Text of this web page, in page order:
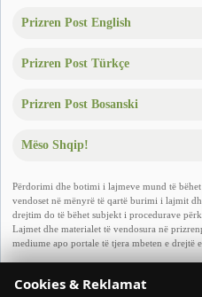
Prizren Post English
Prizren Post Türkçe
Prizren Post Bosanski
Mëso Shqip!
Përdorimi dhe botimi i lajmeve mund të
vendoset në mënyrë të qartë burimi i lajmit
drejtim do të bëhet subjekt i procedurave
Lajmet dhe materialet të vendosura në
mediume apo portale të tjera mbeten e drejtë
Arivisti LLC.
Cookies & Reklamat